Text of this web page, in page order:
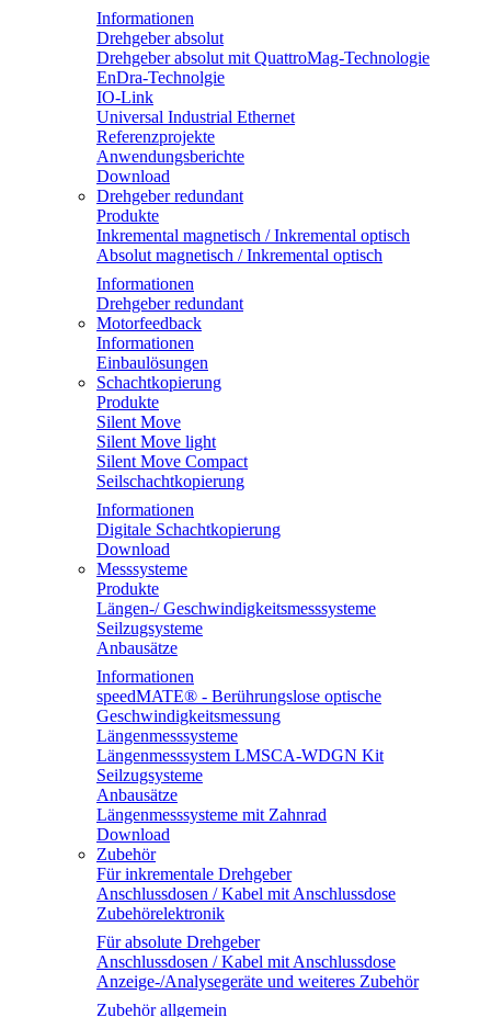
Informationen
Drehgeber absolut
Drehgeber absolut mit QuattroMag-Technologie
EnDra-Technolgie
IO-Link
Universal Industrial Ethernet
Referenzprojekte
Anwendungsberichte
Download
Drehgeber redundant
Produkte
Inkremental magnetisch / Inkremental optisch
Absolut magnetisch / Inkremental optisch
Informationen
Drehgeber redundant
Motorfeedback
Informationen
Einbaulösungen
Schachtkopierung
Produkte
Silent Move
Silent Move light
Silent Move Compact
Seilschachtkopierung
Informationen
Digitale Schachtkopierung
Download
Messsysteme
Produkte
Längen-/ Geschwindigkeitsmesssysteme
Seilzugsysteme
Anbausätze
Informationen
speedMATE® - Berührungslose optische
Geschwindigkeitsmessung
Längenmesssysteme
Längenmesssystem LMSCA-WDGN Kit
Seilzugsysteme
Anbausätze
Längenmesssysteme mit Zahnrad
Download
Zubehör
Für inkrementale Drehgeber
Anschlussdosen / Kabel mit Anschlussdose
Zubehörelektronik
Für absolute Drehgeber
Anschlussdosen / Kabel mit Anschlussdose
Anzeige-/Analysegeräte und weiteres Zubehör
Zubehör allgemein